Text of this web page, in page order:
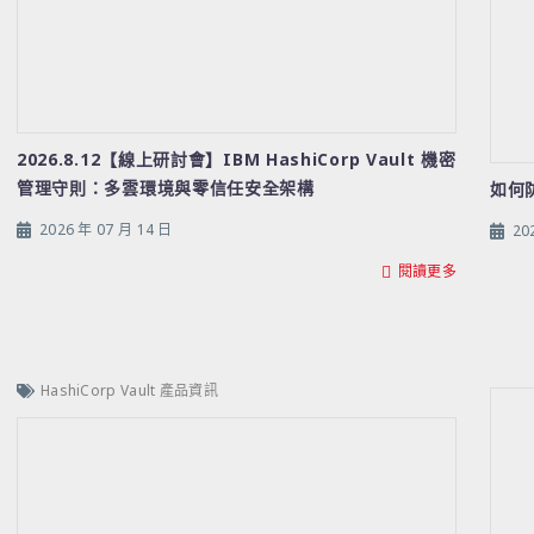
2026.8.12【線上研討會】IBM HashiCorp Vault 機密
管理守則：多雲環境與零信任安全架構
2026 年 07 月 14 日
閱讀更多
如何
HashiCorp Vault 產品資訊